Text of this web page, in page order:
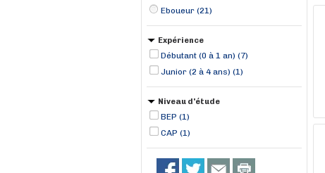
Eboueur (21)
Expérience
Débutant (0 à 1 an) (7)
Junior (2 à 4 ans) (1)
Niveau d'étude
BEP (1)
CAP (1)